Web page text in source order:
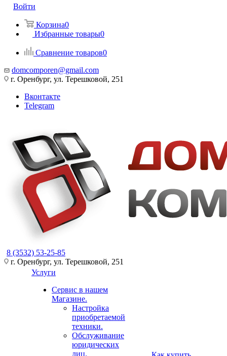
Войти
Корзина0
Избранные товары0
Сравнение товаров0
domcomporen@gmail.com
г. Оренбург, ул. Терешковой, 251
Вконтакте
Telegram
8 (3532) 53-25-85
г. Оренбург, ул. Терешковой, 251
Услуги
Сервис в нашем
Магазине.
Настройка
приобретаемой
техники.
Обслуживание
юридических
лиц.